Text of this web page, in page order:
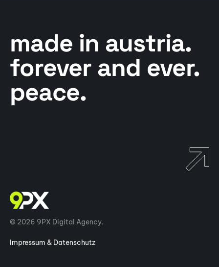
made in austria.
forever and ever.
peace.
© 2026 9PX Digital Agency.
Impressum & Datenschutz